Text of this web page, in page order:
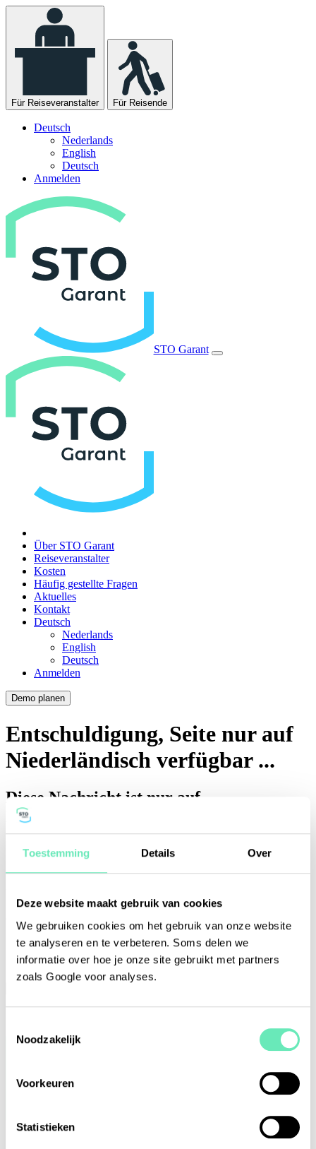
Toestemming Details Over
Deze website maakt gebruik van cookies
We gebruiken cookies om het gebruik van onze website
te analyseren en te verbeteren. Soms delen we
informatie over hoe je onze site gebruikt met partners
zoals Google voor analyses.
Noodzakelijk
Voorkeuren
Statistieken
Für Reiseveranstalter Für Reisende
Deutsch
Nederlands
English
Deutsch
Anmelden
STO Garant
Über STO Garant
Reiseveranstalter
Kosten
Häufig gestellte Fragen
Aktuelles
Kontakt
Deutsch
Nederlands
English
Deutsch
Anmelden
Demo planen
Entschuldigung, Seite nur auf
Niederländisch verfügbar ...
Diese Nachricht ist nur auf
Niederländisch verfügbar. Was tun?
Zur Seite auf Niederländisch gehen
Verfügbare Nachrichten auf Deutsch anzeigen
Sie werden inSekunden automatisch abgemeldet.
Möchten Sie angemeldet bleiben?